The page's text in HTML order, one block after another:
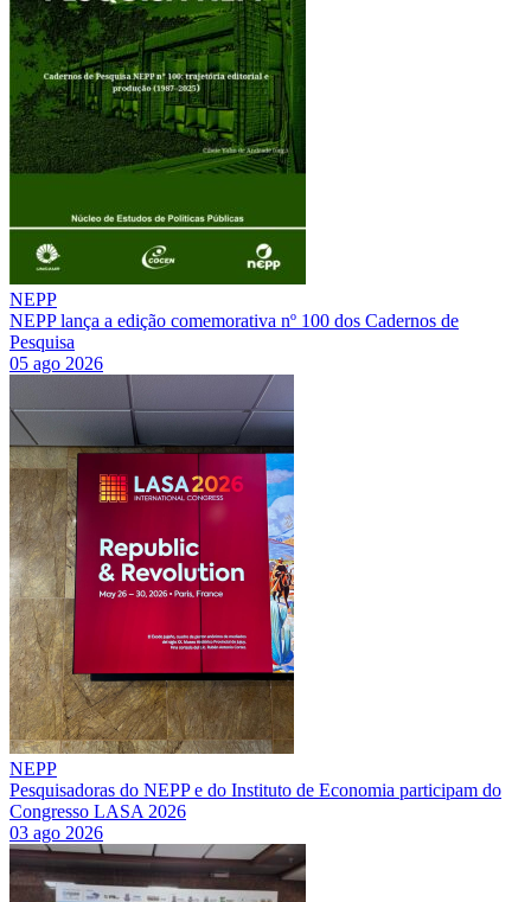
NEPP
NEPP lança a edição comemorativa nº 100 dos Cadernos de
Pesquisa
05 ago 2026
NEPP
Pesquisadoras do NEPP e do Instituto de Economia participam do
Congresso LASA 2026
03 ago 2026